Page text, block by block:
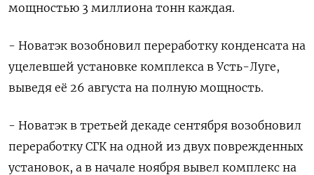
мощностью 3 миллиона тонн каждая.
- Новатэк возобновил переработку конденсата на
уцелевшей установке комплекса в Усть-Луге,
выведя её 26 августа на полную мощность.
- Новатэк в третьей декаде сентября возобновил
переработку СГК на одной из двух поврежденных
установок, а в начале ноября вывел комплекс на